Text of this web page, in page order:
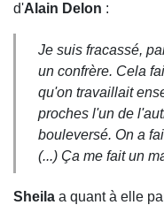
d'Alain Delon :
Je suis fracassé,
un confrère. Cela
qu'on travaillait
proches l'un de
bouleversé. On a
(...) Ça me fait un
Sheila a quant à elle